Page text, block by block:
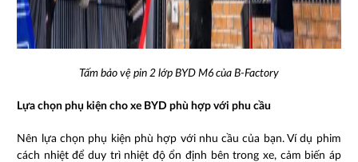
Tấm bảo vệ pin 2 lớp BYD M6 của B-Factory
Lựa chọn phụ kiện cho xe BYD phù hợp với phu cầu
Nên lựa chọn phụ kiện phù hợp với nhu cầu của bạn. Ví dụ phim
cách nhiệt để duy trì nhiệt độ ổn định bên trong xe, cảm biến áp